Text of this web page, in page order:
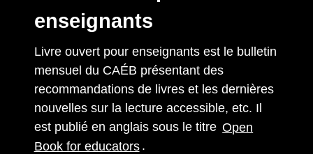
enseignants
Livre ouvert pour enseignants est le bulletin
mensuel du CAÉB présentant des
recommandations de livres et les dernières
nouvelles sur la lecture accessible, etc. Il
est publié en anglais sous le titre Open
Book for educators .